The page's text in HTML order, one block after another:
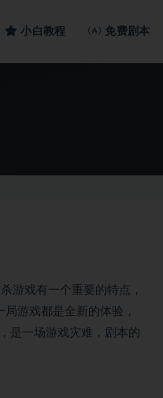
小白教程 免费剧本
游戏有一个重要的特点，
游戏都是全新的体验，
是一场游戏灾难，剧本的